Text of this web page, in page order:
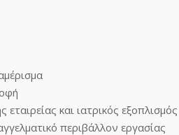
εταιρείας και ιατρικός εξοπλισμός
περιβάλλον εργασίας